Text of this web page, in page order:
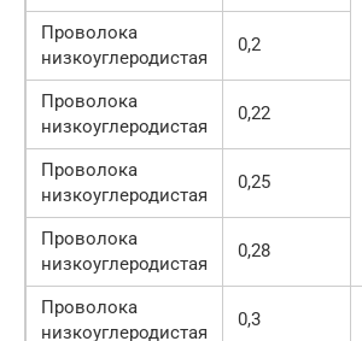
Проволока
низкоуглеродистая
0,2
Проволока
низкоуглеродистая
0,22
Проволока
низкоуглеродистая
0,25
Проволока
низкоуглеродистая
0,28
Проволока
низкоуглеродистая
0,3